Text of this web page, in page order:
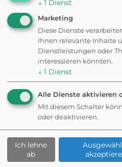
Cafe
↓ 1 Dienst
Marketing
Diese Dienste
Ihnen relevante Inhalte
Dienstleistungen oder
interessieren könnten.
↓ 1 Dienst
Alle Dienste aktivieren
Mit diesem Schalter
oder deaktivieren.
Ich lehne
ab